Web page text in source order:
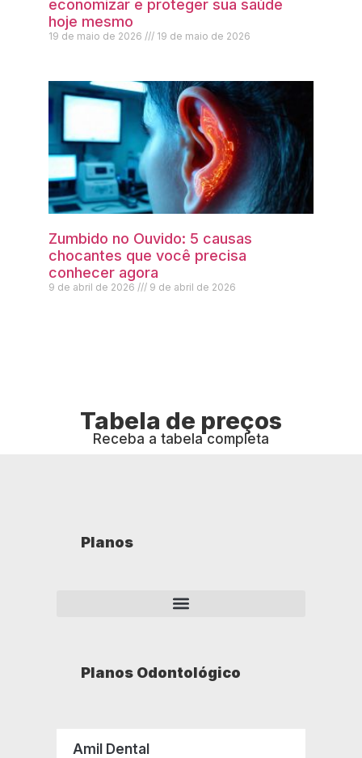
economizar e proteger sua saúde
hoje mesmo
19 de maio de 2026 19 de maio de 2026
Zumbido no Ouvido: 5 causas
chocantes que você precisa
conhecer agora
9 de abril de 2026 9 de abril de 2026
Tabela de preços
Receba a tabela completa
Planos
Planos Odontológico
Amil Dental